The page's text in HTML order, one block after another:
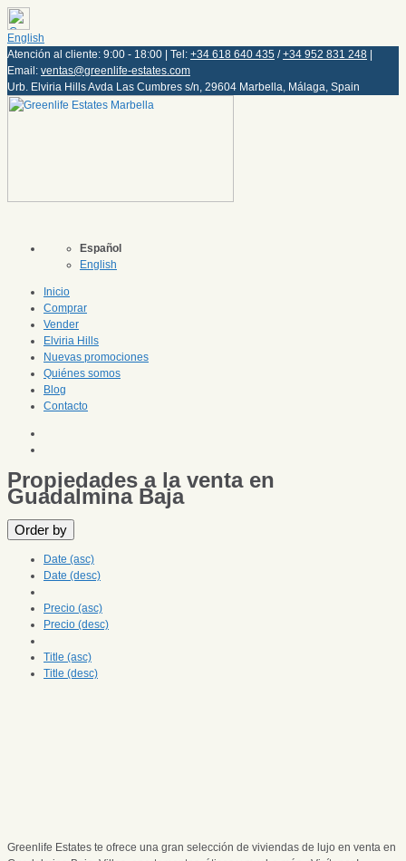
English
Atención al cliente: 9:00 - 18:00 | Tel: +34 618 640 435 /+34 952 831 248
Email: ventas@greenlife-estates.com
Urb. Elviria Hills Avda Las Cumbres s/n, 29604 Marbella, Málaga, Spain
Español
English
Inicio
Comprar
Vender
Elviria Hills
Nuevas promociones
Quiénes somos
Blog
Contacto
Propiedades a la venta en
Guadalmina Baja
Order by
Date (asc)
Date (desc)
Precio (asc)
Precio (desc)
Title (asc)
Title (desc)
Greenlife Estates te ofrece una gran selección de viviendas de lujo en venta en